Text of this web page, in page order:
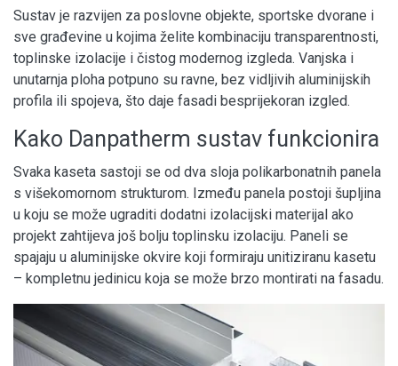
Sustav je razvijen za poslovne objekte, sportske dvorane i
sve građevine u kojima želite kombinaciju transparentnosti,
toplinske izolacije i čistog modernog izgleda. Vanjska i
unutarnja ploha potpuno su ravne, bez vidljivih aluminijskih
profila ili spojeva, što daje fasadi besprijekoran izgled.
Kako Danpatherm sustav funkcionira
Svaka kaseta sastoji se od dva sloja polikarbonatnih panela
s višekomornom strukturom. Između panela postoji šupljina
u koju se može ugraditi dodatni izolacijski materijal ako
projekt zahtijeva još bolju toplinsku izolaciju. Paneli se
spajaju u aluminijske okvire koji formiraju unitiziranu kasetu
– kompletnu jedinicu koja se može brzo montirati na fasadu.